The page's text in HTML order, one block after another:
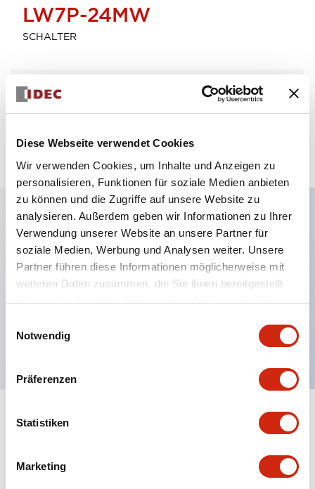
Diese Webseite verwendet Cookies
Wir verwenden Cookies, um Inhalte und Anzeigen zu
personalisieren, Funktionen für soziale Medien anbieten
zu können und die Zugriffe auf unsere Website zu
analysieren. Außerdem geben wir Informationen zu Ihrer
Verwendung unserer Website an unsere Partner für
soziale Medien, Werbung und Analysen weiter. Unsere
Partner führen diese Informationen möglicherweise mit
weiteren Daten zusammen, die Sie ihnen bereitgestellt
haben oder die sie im Rahmen Ihrer Nutzung der Dienste
Notwendig
Präferenzen
Statistiken
Marketing
LW7P-24MW
SCHALTER
Menge auswählen
zum Zitat hinzufügen
Hauptmerkmale
Mehrfachbefestigung möglich
Schutzart IP65 (IEC60529)
Dokumente und Dateien
Genehmigungen & Standards